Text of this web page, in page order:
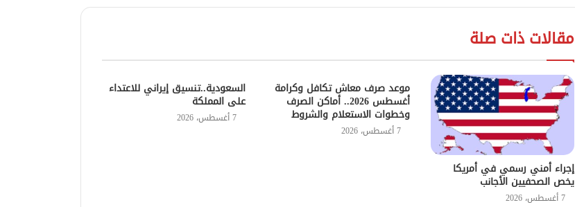
مقالات ذات صلة
إجراء أمني رسمي في أمريكا
يخص الصحفيين الأجانب
7 أغسطس، 2026
موعد صرف معاش تكافل وكرامة
أغسطس 2026.. أماكن الصرف
وخطوات الاستعلام والشروط
7 أغسطس، 2026
السعودية..تنسيق إيراني للاعتداء
على المملكة
7 أغسطس، 2026